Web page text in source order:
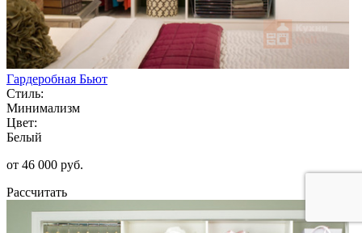
Гардеробная Бьют
Стиль:
Минимализм
Цвет:
Белый
от 46 000 руб.
Рассчитать